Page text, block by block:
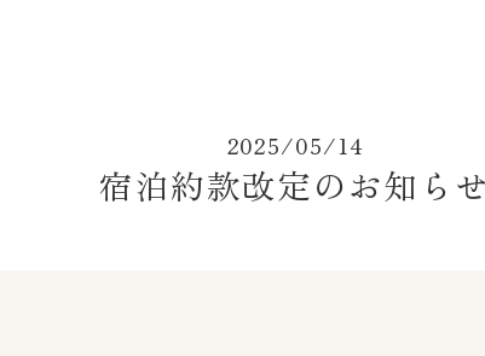
2025/05/14
宿泊約款改定のお知らせ